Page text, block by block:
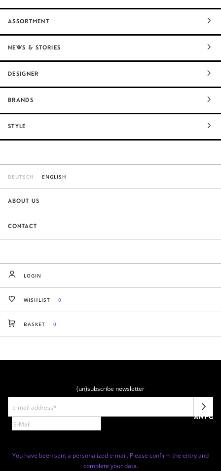
ASSORTMENT
NEWS & STORIES
DESIGNER
BRANDS
STYLE
DEUTSCH ENGLISH
ABOUT US
CONTACT
LOGIN
WISHLIST 0
BASKET 0
(un)subscribe newsletter
You have been sent a personalized e-mail. Please confirm the entry and
complete your data.